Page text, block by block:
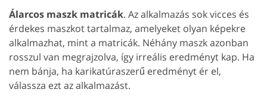
Álarcos maszk matricák. Az alkalmazás sok vicces és
érdekes maszkot tartalmaz, amelyeket olyan képekre
alkalmazhat, mint a matricák. Néhány maszk azonban
rosszul van megrajzolva, így irreális eredményt kap. Ha
nem bánja, ha karikatúraszerű eredményt ér el,
válassza ezt az alkalmazást.